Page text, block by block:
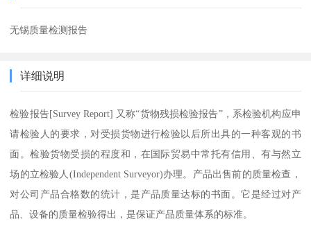
无锡质量检测报告
详细说明
检验报告[Survey Report] 又称“货物残损检验报告”，系检验机构应申
请检验人的要求，对受损货物进行检验以后所出具的一种客观的书
面。检验货物受损的程度和，在国际贸易中常托有信用、有与然立
场的立检验人(Independent Surveyor)办理。产品出售前的质量检查，
对公司产品合格数的统计，是产品质量达标的书面。它是经过对产
品、设备的质量检验得出，是保证产品质量体系的标准。